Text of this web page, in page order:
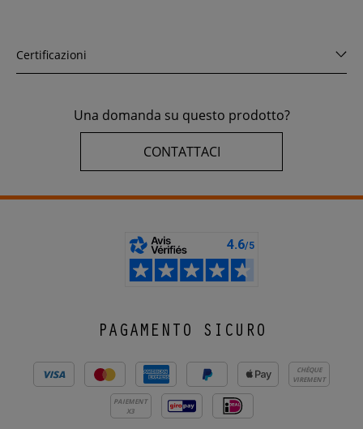
Certificazioni
Una domanda su questo prodotto?
CONTATTACI
PAGAMENTO SICURO
CHÈQUE
VIREMENT
PAIEMENT
X3